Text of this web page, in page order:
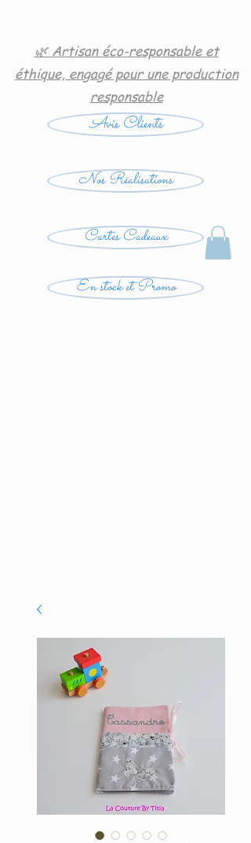
🌿 Artisan éco-responsable et
éthique, engagé pour une production
responsable
Avis Clients
Nos Réalisations
Cartes Cadeaux
En stock et Promo